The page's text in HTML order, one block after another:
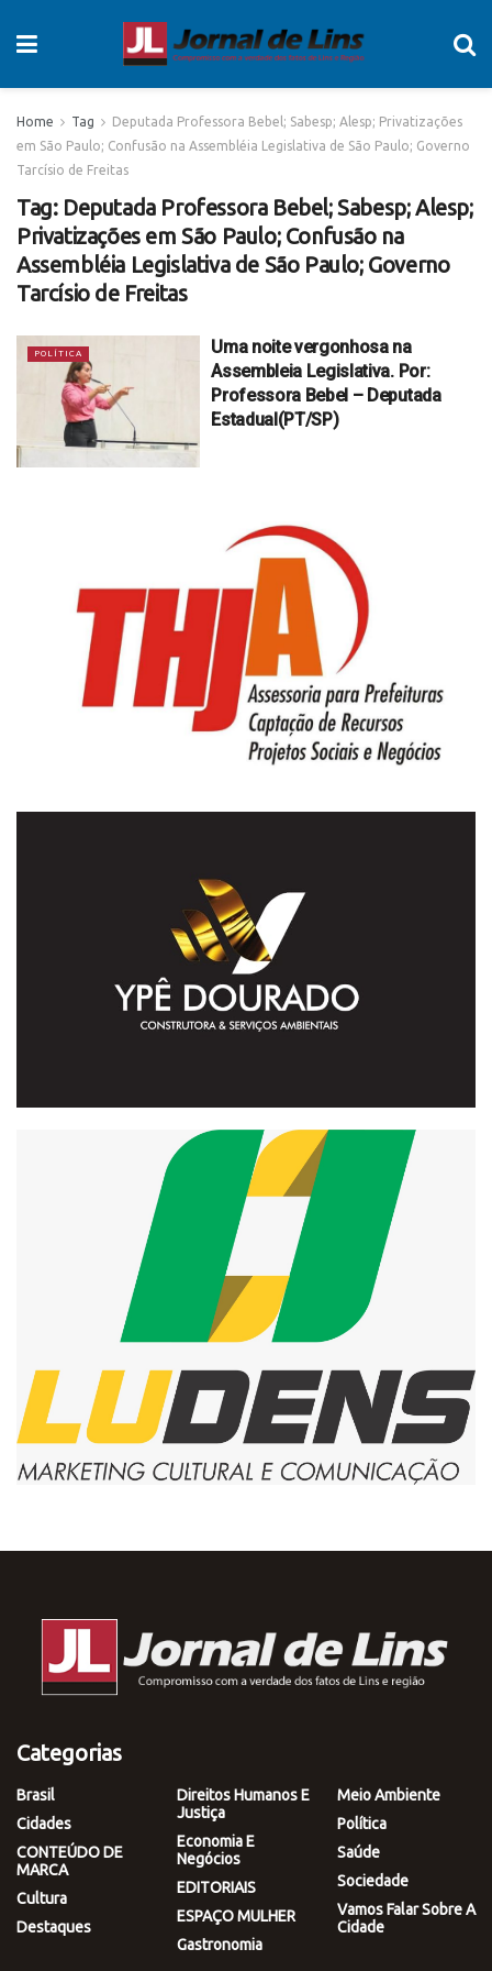
Home Tag
Deputada Professora Bebel; Sabesp; Alesp; Privatizações
em São Paulo; Confusão na Assembléia Legislativa de São Paulo; Governo
Tarcísio de Freitas
Tag: Deputada Professora Bebel; Sabesp; Alesp;
Privatizações em São Paulo; Confusão na
Assembléia Legislativa de São Paulo; Governo
Tarcísio de Freitas
POLÍTICA
Uma noite vergonhosa na
Assembleia Legislativa. Por:
Professora Bebel – Deputada
Estadual(PT/SP)
Categorias
Brasil
Cidades
CONTEÚDO DE
MARCA
Cultura
Destaques
Direitos Humanos E
Justiça
Economia E
Negócios
EDITORIAIS
ESPAÇO MULHER
Gastronomia
Meio Ambiente
Política
Saúde
Sociedade
Vamos Falar Sobre A
Cidade